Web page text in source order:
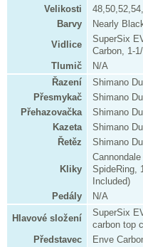
Velikosti
Barvy
Nearly
Vidlice
SuperSix
Carbon, 1-
Tlumič
N/A
Řazení
Shimano
Přesmykač
Shimano
Přehazovačka
Shimano
Kazeta
Shimano
Řetěz
Shimano
Kliky
SpideRing,
Included)
Pedály
N/A
Hlavové složení
SuperSix
carbon top
Představec
Enve